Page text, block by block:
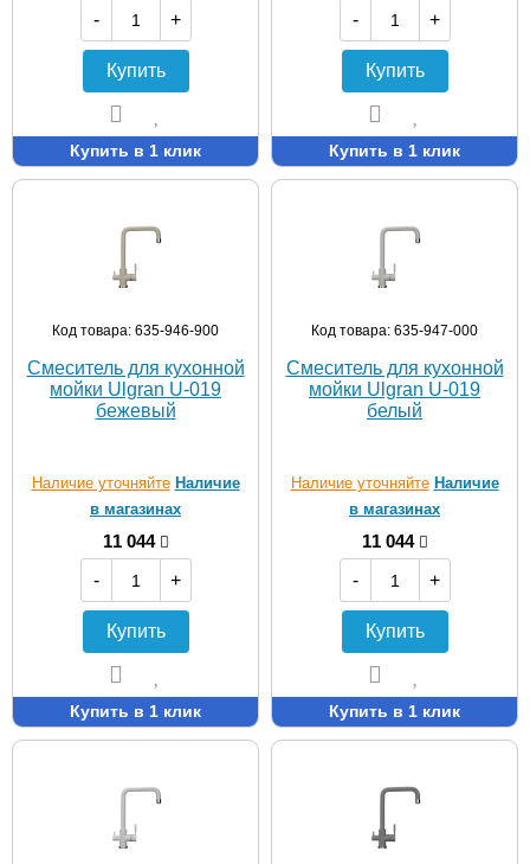
- +
Купить
Купить в 1 клик
- +
Купить
Купить в 1 клик
Код товара: 635-946-900
Смеситель для кухонной
мойки Ulgran U-019
бежевый
Наличие уточняйте Наличие
в магазинах
11 044
-
+
Купить
Купить в 1 клик
Код товара: 635-947-000
Смеситель для кухонной
мойки Ulgran U-019
белый
Наличие уточняйте Наличие
в магазинах
11 044
-
+
Купить
Купить в 1 клик